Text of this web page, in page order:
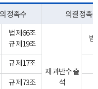
정족수 의결 정족수
법 제66조
규 제19조
재 과반수 출
석
법
규 제17조
규 제73조